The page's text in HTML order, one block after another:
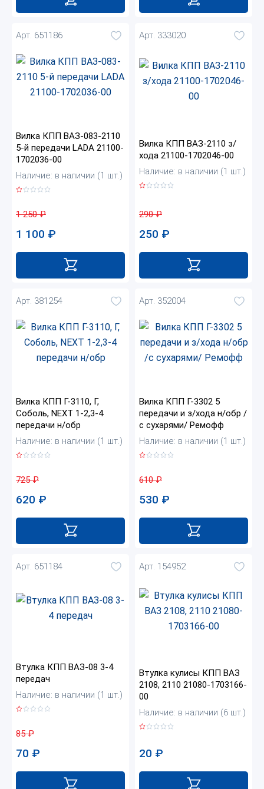
Арт. 651186
Вилка КПП ВАЗ-083-2110
5-й передачи LADA 21100-
1702036-00
Наличие: в наличии (1 шт.)
1 250₽
1 100 ₽
Арт. 333020
Вилка КПП ВАЗ-2110 з/
хода 21100-1702046-00
Наличие: в наличии (1 шт.)
290₽
250 ₽
Арт. 381254
Вилка КПП Г-3110, Г,
Соболь, NEXT 1-2,3-4
передачи н/обр
Наличие: в наличии (1 шт.)
725₽
620 ₽
Арт. 352004
Вилка КПП Г-3302 5
передачи и з/хода н/обр /
с сухарями/ Ремофф
Наличие: в наличии (1 шт.)
610₽
530 ₽
Арт. 651184
Втулка КПП ВАЗ-08 3-4
передач
Наличие: в наличии (1 шт.)
85₽
70 ₽
Арт. 154952
Втулка кулисы КПП ВАЗ
2108, 2110 21080-1703166-
00
Наличие: в наличии (6 шт.)
20 ₽